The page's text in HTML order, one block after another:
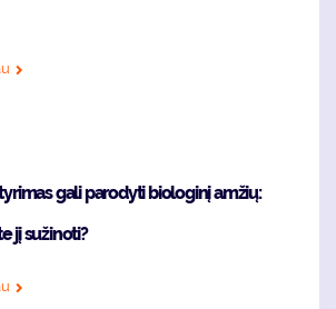
gali parodyti biologinį amžių:
jį sužinoti?